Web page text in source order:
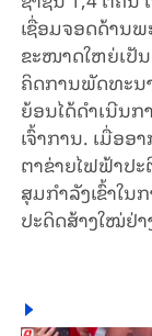
ເຊື່ອມ​ຈອດ​ດ້ານ​ພ
ຂະ​ໜາດ​ໃຫຍ່ເປັ
ຄິດ​ການ​ພັດ​ທະ​ນ
ຍ້ອນ​​ໄດ້​ດຳ​ເນີນ​ກ
ເຈົ້າ​ການ. ​​ເມື່ອ​ອ
ຕາ​ຂ່າຍ​ໄຟ​ຟ້າ​ປ
ສຸມ​ກຳ​ລັງ​ເຂົ້າ​ໃ
ປະ​ດິດ​ສ້າງ​ໃໝ່​ຢ່າ